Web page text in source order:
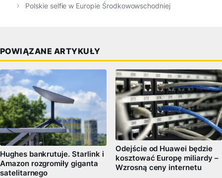
Polskie selfie w Europie Środkowowschodniej
POWIĄZANE ARTYKUŁY
Hughes bankrutuje. Starlink i
Amazon rozgromiły giganta
satelitarnego
Odejście od Huawei będzie
kosztować Europę miliardy –
Wzrosną ceny internetu